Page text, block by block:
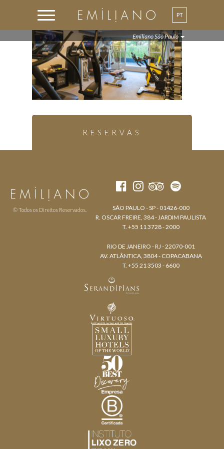
PT
EN
Emiliano São Paulo
RESERVAS
© Todos os Direitos Reservados.
SÃO PAULO - SP - 01426-000
R. OSCAR FREIRE, 384 - JARDIM PAULISTA
T. +55 11 3728 - 2000
RIO DE JANEIRO - RJ - 22070-001
AV. ATLÂNTICA, 3804 - COPACABANA
T. +55 21 3503 - 6600